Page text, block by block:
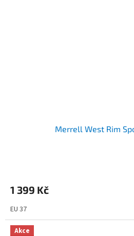
Merrell West Rim
1 399 Kč
EU 37
Akce